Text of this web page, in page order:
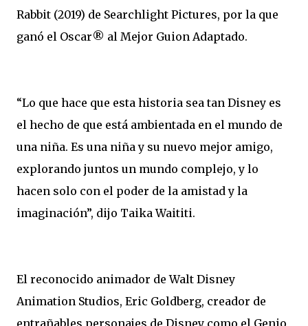
Rabbit (2019) de Searchlight Pictures, por la que
ganó el Oscar® al Mejor Guion Adaptado.
“Lo que hace que esta historia sea tan Disney es
el hecho de que está ambientada en el mundo de
una niña. Es una niña y su nuevo mejor amigo,
explorando juntos un mundo complejo, y lo
hacen solo con el poder de la amistad y la
imaginación”, dijo Taika Waititi.
El reconocido animador de Walt Disney
Animation Studios, Eric Goldberg, creador de
entrañables personajes de Disney como el Genio